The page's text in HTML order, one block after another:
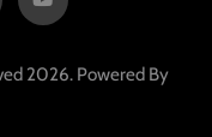
2026. Powered By